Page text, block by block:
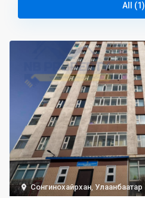
All (1)
Сонгинохайрхан,Улаанбаатар